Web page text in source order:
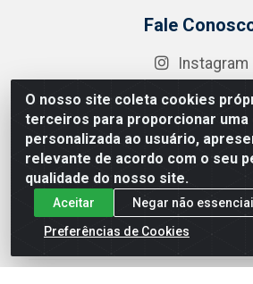
O nosso site coleta cookies
terceiros para proporcionar uma
personalizada ao usuário,
relevante de acordo com o seu
qualidade do nosso site.
Aceitar
Negar não
Preferências de Cookies
Fale
Instagram
Facebook
Linkedin
YouTube
Formas de